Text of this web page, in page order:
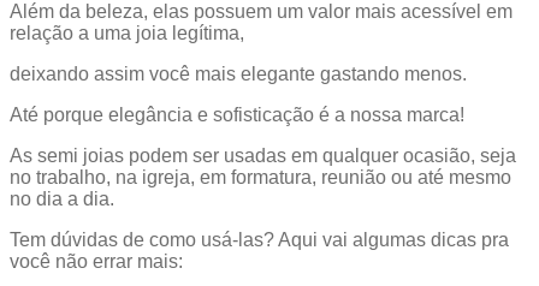
Além da beleza, elas possuem um valor mais acessível em
relação a uma joia legítima,
deixando assim você mais elegante gastando menos.
Até porque elegância e sofisticação é a nossa marca!
As semi joias podem ser usadas em qualquer ocasião, seja
no trabalho, na igreja, em formatura, reunião ou até mesmo
no dia a dia.
Tem dúvidas de como usá-las? Aqui vai algumas dicas pra
você não errar mais: